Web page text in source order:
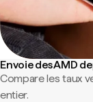
Envoie des AMD
Compare les taux
entier.